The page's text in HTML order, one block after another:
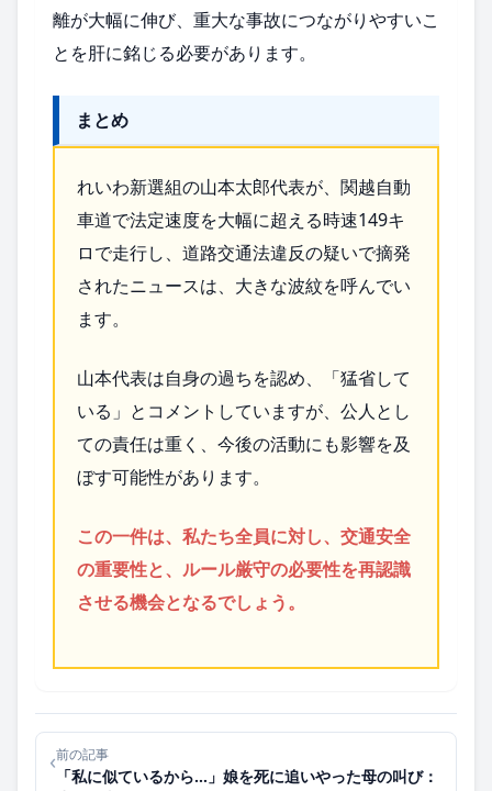
離が大幅に伸び、重大な事故につながりやすいこ
とを肝に銘じる必要があります。
まとめ
れいわ新選組の山本太郎代表が、関越自動
車道で法定速度を大幅に超える時速149キ
ロで走行し、道路交通法違反の疑いで摘発
されたニュースは、大きな波紋を呼んでい
ます。
山本代表は自身の過ちを認め、「猛省して
いる」とコメントしていますが、公人とし
ての責任は重く、今後の活動にも影響を及
ぼす可能性があります。
この一件は、私たち全員に対し、交通安全
の重要性と、ルール厳守の必要性を再認識
させる機会となるでしょう。
‹前の記事
「私に似ているから…」娘を死に追いやった母の叫び：